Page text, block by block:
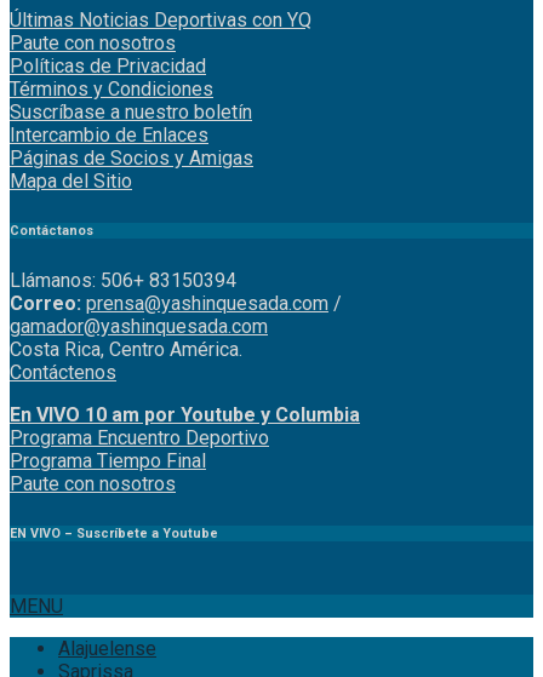
Últimas Noticias Deportivas con YQ
Paute con nosotros
Políticas de Privacidad
Términos y Condiciones
Suscríbase a nuestro boletín
Intercambio de Enlaces
Páginas de Socios y Amigas
Mapa del Sitio
Contáctanos
Llámanos: 506+ 83150394
Correo: prensa@yashinquesada.com /
gamador@yashinquesada.com
Costa Rica, Centro América.
Contáctenos
En VIVO 10 am por Youtube y Columbia
Programa Encuentro Deportivo
Programa Tiempo Final
Paute con nosotros
EN VIVO – Suscríbete a Youtube
MENU
Alajuelense
Saprissa